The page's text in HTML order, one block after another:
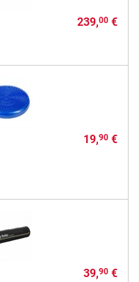
239,00€
19,90€
39,90€